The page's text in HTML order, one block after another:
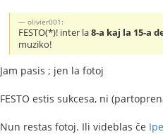
olivier001:
FESTO(*)! inter la8-a kaj la 15-a
muziko!
Jam pasis ; jen la fotoj
FESTO estis sukcesa, ni
Nun restas fotoj. Ili videblas ĉe